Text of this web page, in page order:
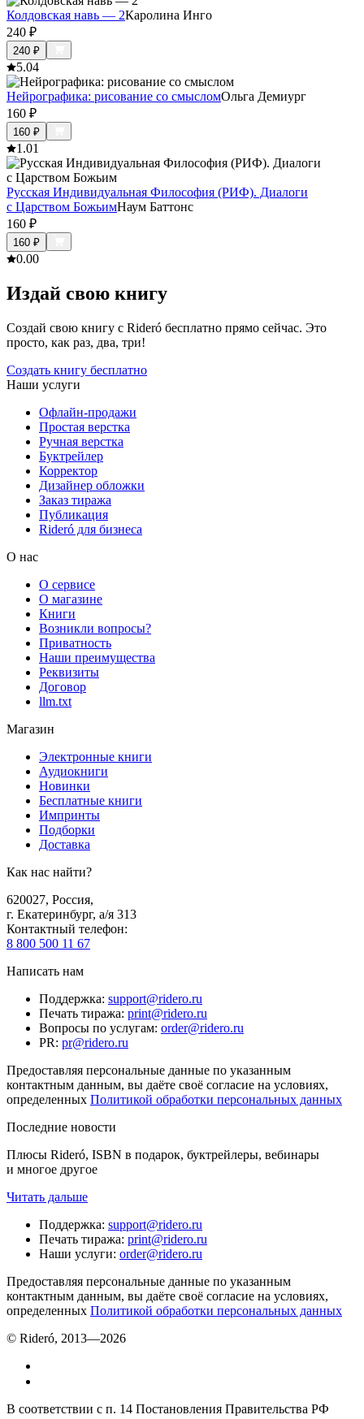
Колдовская навь — 2Каролина Инго
240 ₽
240 ₽
5.04
Нейрографика: рисование со смысломОльга Демиург
160 ₽
160 ₽
1.01
Русская Индивидуальная Философия (РИФ). Диалоги
с Царством БожьимНаум Баттонс
160 ₽
160 ₽
0.00
Издай свою книгу
Создай свою книгу с Rideró бесплатно прямо сейчас. Это
просто, как раз, два, три!
Создать книгу бесплатно
Наши услуги
Офлайн-продажи
Простая верстка
Ручная верстка
Буктрейлер
Корректор
Дизайнер обложки
Заказ тиража
Публикация
Rideró для бизнеса
О нас
О сервисе
О магазине
Книги
Возникли вопросы?
Приватность
Наши преимущества
Реквизиты
Договор
llm.txt
Магазин
Электронные книги
Аудиокниги
Новинки
Бесплатные книги
Импринты
Подборки
Доставка
Как нас найти?
620027, Россия,
г. Екатеринбург, а/я 313
Контактный телефон:
8 800 500 11 67
Написать нам
Поддержка: support@ridero.ru
Печать тиража: print@ridero.ru
Вопросы по услугам: order@ridero.ru
PR: pr@ridero.ru
Предоставляя персональные данные по указанным
контактным данным, вы даёте своё согласие на условиях,
определенных Политикой обработки персональных данных
Последние новости
Плюсы Rideró, ISBN в подарок, буктрейлеры, вебинары
и многое другое
Читать дальше
Поддержка: support@ridero.ru
Печать тиража: print@ridero.ru
Наши услуги: order@ridero.ru
Предоставляя персональные данные по указанным
контактным данным, вы даёте своё согласие на условиях,
определенных Политикой обработки персональных данных
© Rideró, 2013—2026
В соответствии с п. 14 Постановления Правительства РФ